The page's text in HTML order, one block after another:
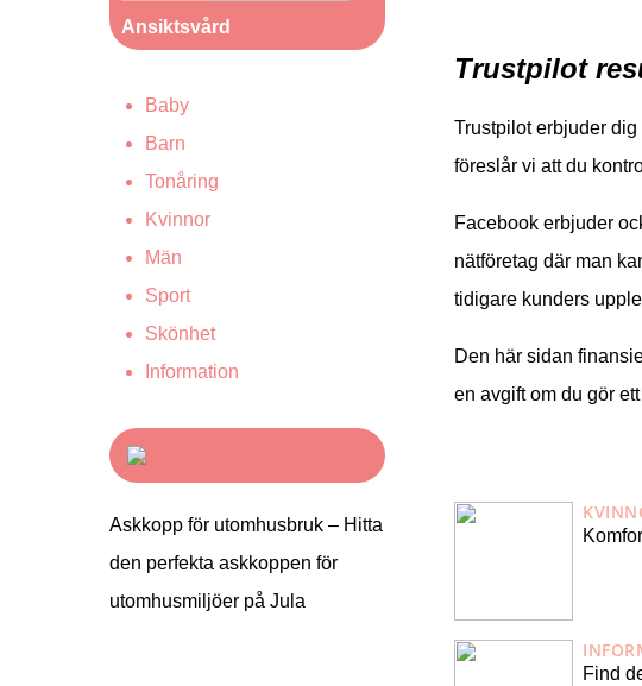
Trustpilot
Trustpilot erbjuder
föreslår vi att du
Facebook erbjuder
nätföretag där man
tidigare kunders
Den här sidan
en avgift om du gör
Find
Ansiktsvård
Baby
Barn
Tonåring
Kvinnor
Män
Sport
Skönhet
Information
Askkopp för utomhusbruk – Hitta
den perfekta askkoppen för
utomhusmiljöer på Jula